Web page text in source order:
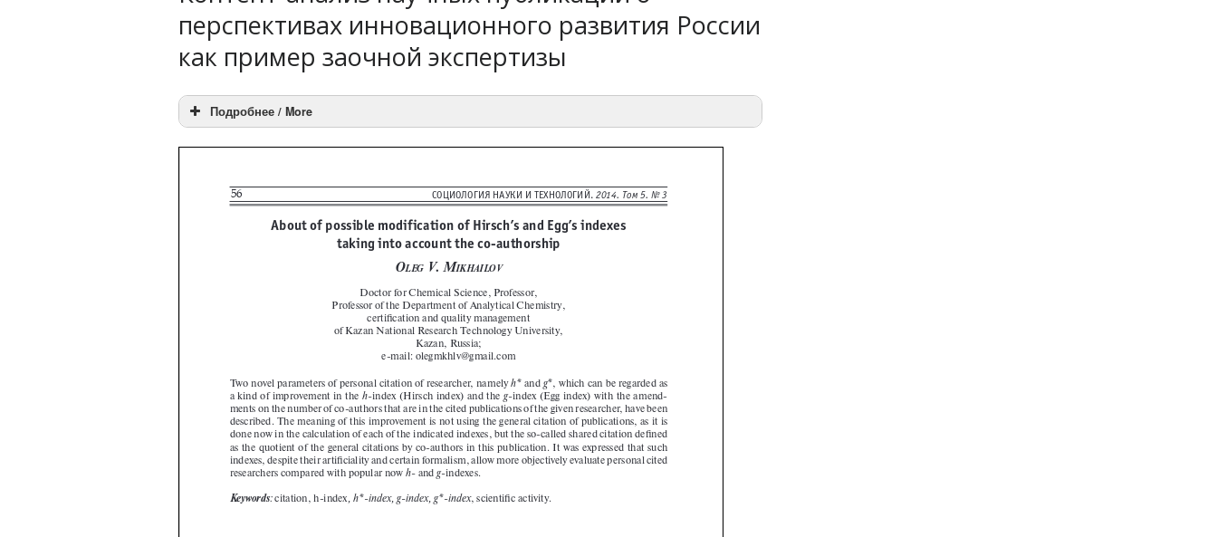
перспективах инновационного развития России
как пример заочной экспертизы
Подробнее / More